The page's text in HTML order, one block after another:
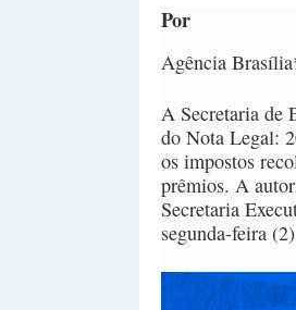
Por
Agência
A Secretaria de
do Nota Legal:
os impostos
prêmios. A
Secretaria
segunda-feira